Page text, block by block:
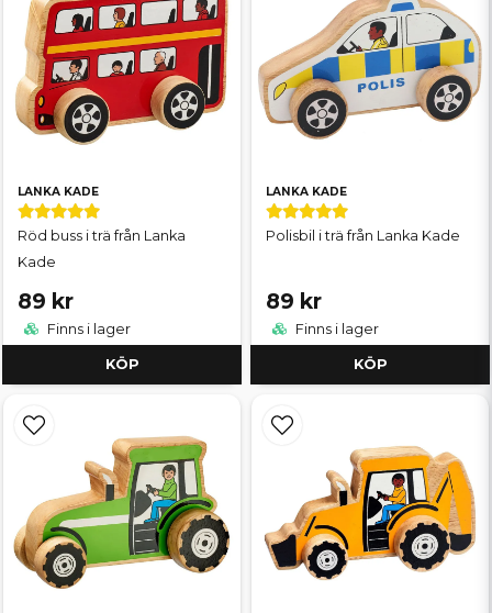
LANKA KADE
Röd buss i trä från Lanka
Kade
89 kr
Finns i lager
KÖP
LANKA KADE
Polisbil i trä från Lanka Kade
89 kr
Finns i lager
KÖP